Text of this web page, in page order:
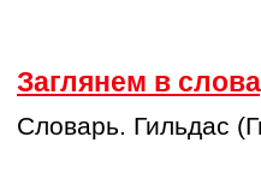
Заглянем в
Словарь. Гильдас